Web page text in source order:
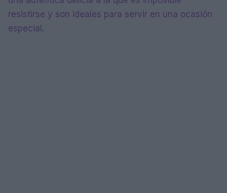
resistirse y son ideales para servir en una ocasión
especial.